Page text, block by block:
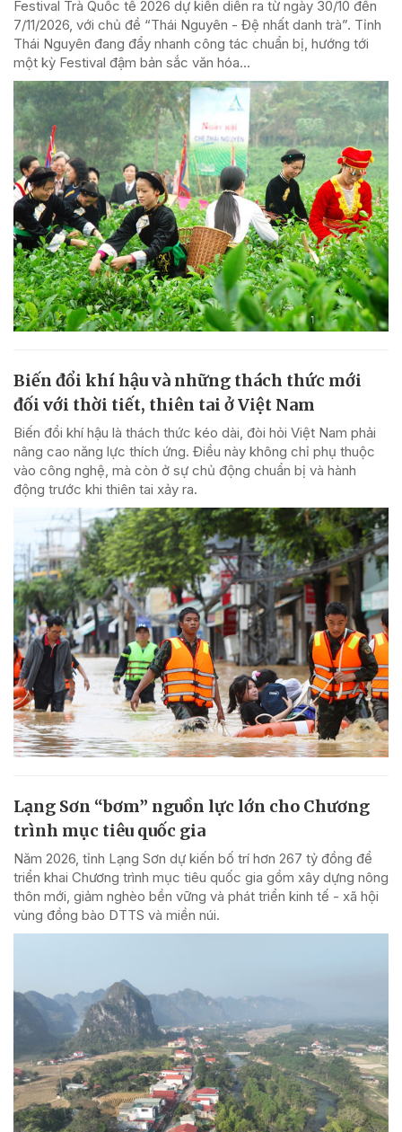
Festival Trà Quốc tế 2026 dự kiến diễn ra từ ngày 30/10 đến
7/11/2026, với chủ đề “Thái Nguyên - Đệ nhất danh trà”. Tỉnh
Thái Nguyên đang đẩy nhanh công tác chuẩn bị, hướng tới
một kỳ Festival đậm bản sắc văn hóa...
Biến đổi khí hậu và những thách thức mới
đối với thời tiết, thiên tai ở Việt Nam
Biến đổi khí hậu là thách thức kéo dài, đòi hỏi Việt Nam phải
nâng cao năng lực thích ứng. Điều này không chỉ phụ thuộc
vào công nghệ, mà còn ở sự chủ động chuẩn bị và hành
động trước khi thiên tai xảy ra.
Lạng Sơn “bơm” nguồn lực lớn cho Chương
trình mục tiêu quốc gia
Năm 2026, tỉnh Lạng Sơn dự kiến bố trí hơn 267 tỷ đồng để
triển khai Chương trình mục tiêu quốc gia gồm xây dựng nông
thôn mới, giảm nghèo bền vững và phát triển kinh tế - xã hội
vùng đồng bào DTTS và miền núi.